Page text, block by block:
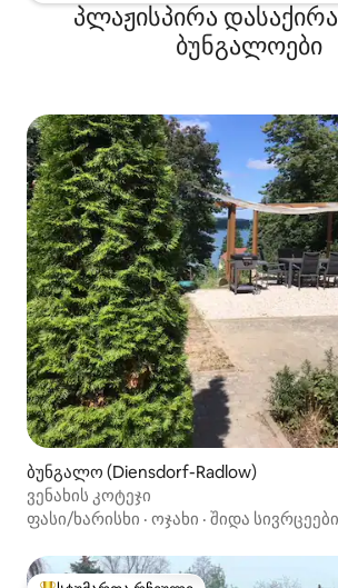
პლაჟისპირა
ბუნგალოები
ბუნგალო (Diensdorf-Radlow)
ვენახის კოტეჯი
ფასი/ხარისხი · ოჯახი · შიდა სივრცეები